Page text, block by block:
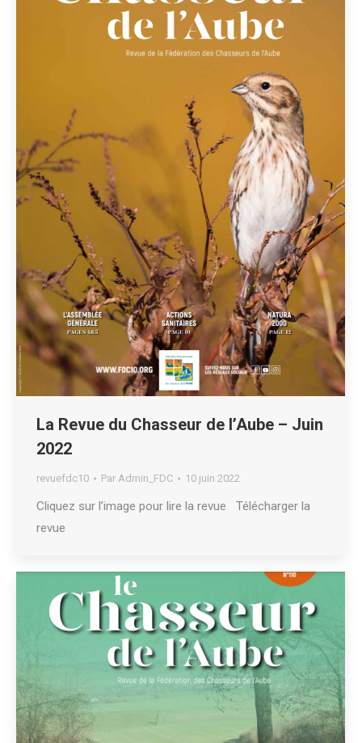
La Revue du Chasseur de l’Aube – Juin
2022
revuefdc10 Par Admin_FDC 10 juin 2022
Cliquez sur l’image pour lire la revue Télécharger la
revue